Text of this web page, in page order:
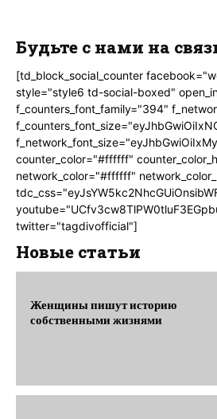
Будьте с нами на
[td_block_social_counter
style="style6 td-social-boxed"
f_counters_font_family="394"
counter_color="#ffffff"
network_color="#ffffff"
twitter="tagdivofficial"]
Новые статьи
Женщины пишут историю
собственными жизнями